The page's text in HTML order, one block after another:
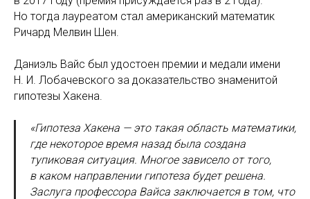
Но тогда лауреатом стал американский математик
Ричард Мелвин Шен.
Даниэль Вайс был удостоен премии и медали имени
Н. И. Лобачевского за доказательство знаменитой
гипотезы Хакена.
«Гипотеза Хакена — это такая область математики,
где некоторое время назад была создана
тупиковая ситуация. Многое зависело от того,
в каком направлении гипотеза будет решена.
Заслуга профессора Вайса заключается в том, что